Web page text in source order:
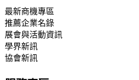
最新商機專區
推薦企業名錄
展會與活動資訊
學界新訊
協會新訊